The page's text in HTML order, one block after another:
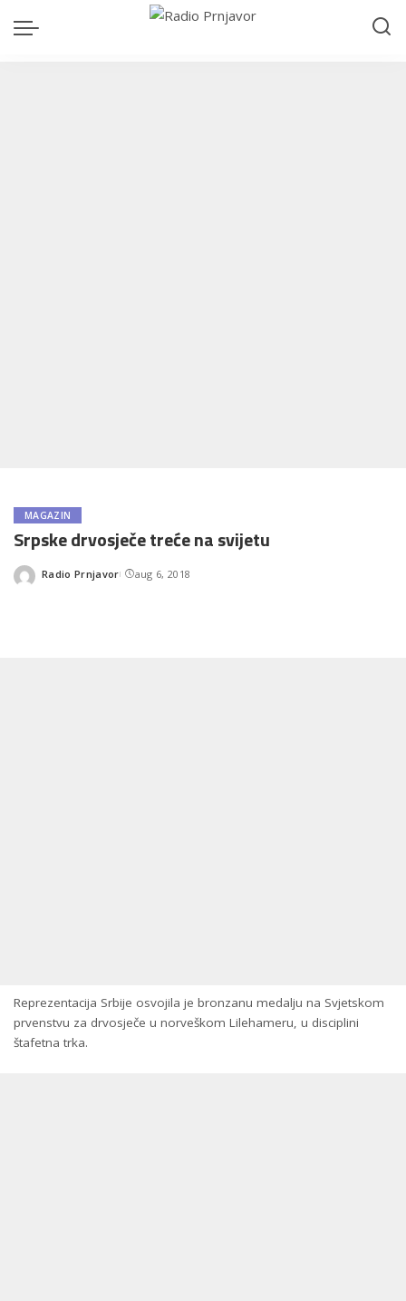
MAGAZIN
Srpske drvosječe treće na svijetu
Posted
Radio Prnjavor aug 6, 2018
Reprezentacija Srbije osvojila je bronzanu medalju na Svjetskom
prvenstvu za drvosječe u norveškom Lilehameru, u disciplini
štafetna trka.